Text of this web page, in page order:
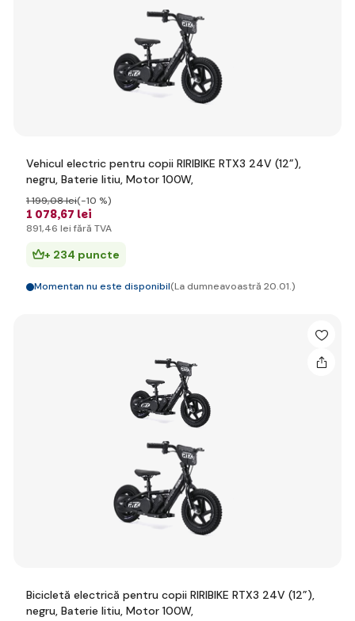
Vehicul electric pentru copii RIRIBIKE RTX3 24V (12”),
negru, Baterie litiu, Motor 100W,
1 078,67 lei
1 199,08 lei(-10 %)
891,46 lei fără TVA
+ 234 puncte
Momentan nu este disponibil(La dumneavoastră 20.01.)
Bicicletă electrică pentru copii RIRIBIKE RTX3 24V (12”),
negru, Baterie litiu, Motor 100W,